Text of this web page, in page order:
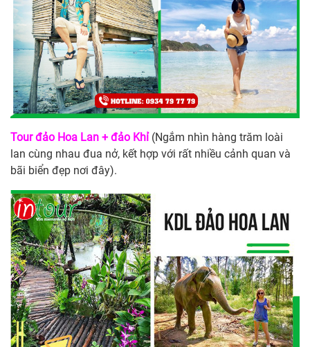
Tour đảo Hoa Lan + đảo Khỉ(Ngắm nhìn hàng trăm loài
lan cùng nhau đua nở, kết hợp với rất nhiều cảnh quan và
bãi biển đẹp nơi đây).